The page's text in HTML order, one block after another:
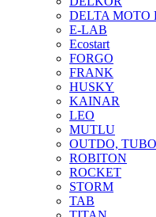
DELTA МОТО
E-LAB
Ecostart
FORGO
FRANK
HUSKY
KAINAR
LEO
MUTLU
OUTDO,
ROBITON
ROCKET
STORM
TAB